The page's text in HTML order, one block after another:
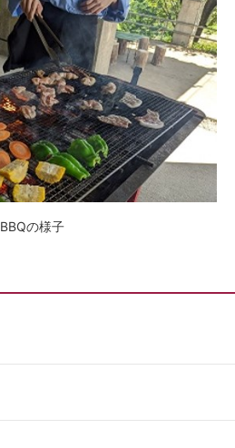
BBQの様子